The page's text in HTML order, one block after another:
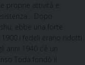
proprie attività e
Dopo
ebbe una forte
i fedeli erano ridotti
anni 1940 c’è un
Toda fondò il